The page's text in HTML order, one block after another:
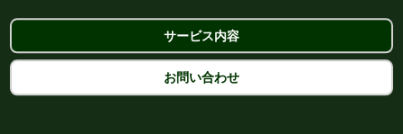
サービス内容
お問い合わせ